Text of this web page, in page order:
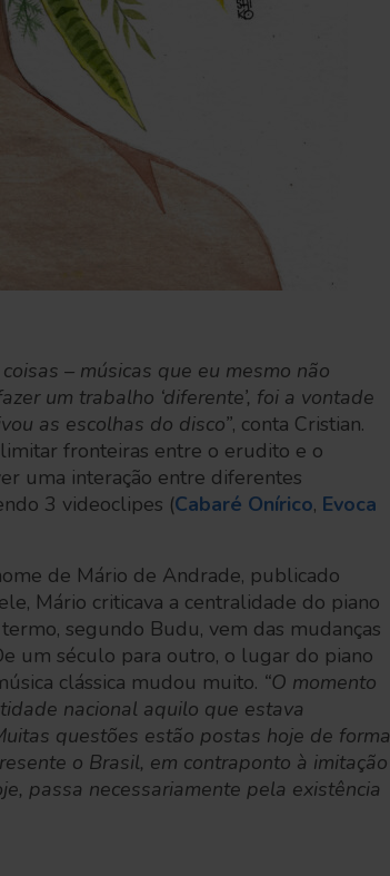
– músicas que eu mesmo não
um trabalho ‘diferente’, foi a vontade
as escolhas do disco”, conta Cristian.
fronteiras entre o erudito e o
uma interação entre diferentes
3 videoclipes (Cabaré Onírico, Evoca
de Mário de Andrade, publicado
Mário criticava a centralidade do piano
segundo Budu, vem das mudanças
um século para outro, o lugar do piano
clássica mudou muito. “O momento
nacional aquilo que estava
questões estão postas hoje de forma
o Brasil, em contraponto à imitação
passa necessariamente pela existência